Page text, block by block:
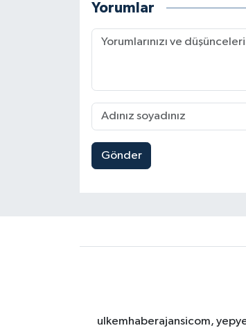
Yorumlar
Gönder
ulkemhaberajansicom,